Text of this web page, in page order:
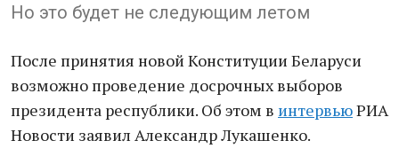
Но это будет не следующим летом
После принятия новой Конституции Беларуси
возможно проведение досрочных выборов
президента республики. Об этом в интервьюРИА
Новости заявил Александр Лукашенко.